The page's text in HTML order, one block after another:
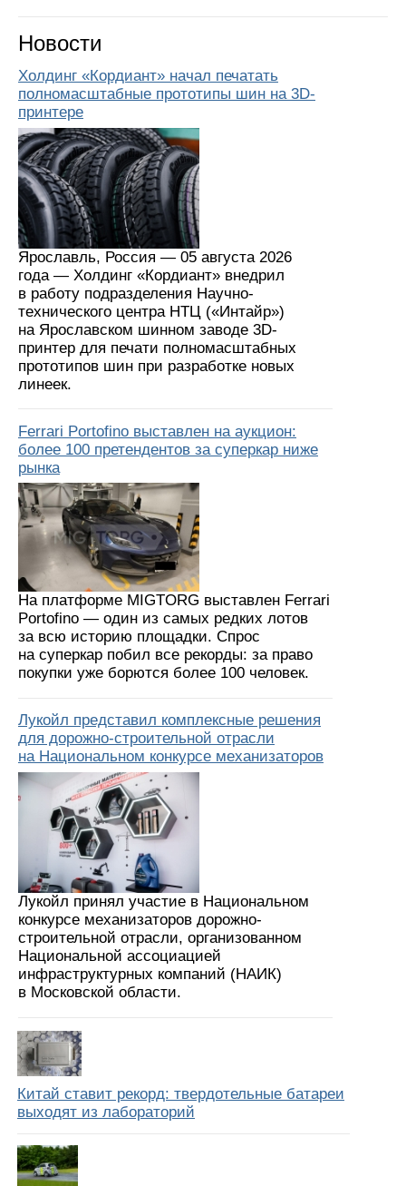
Новости
Холдинг «Кордиант» начал печатать
полномасштабные прототипы шин на 3D-
принтере
Ярославль, Россия — 05 августа 2026
года — Холдинг «Кордиант» внедрил
в работу подразделения Научно-
технического центра НТЦ («Интайр»)
на Ярославском шинном заводе 3D-
принтер для печати полномасштабных
прототипов шин при разработке новых
линеек.
Ferrari Portofino выставлен на аукцион:
более 100 претендентов за суперкар ниже
рынка
На платформе MIGTORG выставлен Ferrari
Portofino — один из самых редких лотов
за всю историю площадки. Спрос
на суперкар побил все рекорды: за право
покупки уже борются более 100 человек.
Лукойл представил комплексные решения
для дорожно-строительной отрасли
на Национальном конкурсе механизаторов
Лукойл принял участие в Национальном
конкурсе механизаторов дорожно-
строительной отрасли, организованном
Национальной ассоциацией
инфраструктурных компаний (НАИК)
в Московской области.
Китай ставит рекорд: твердотельные батареи
выходят из лабораторий